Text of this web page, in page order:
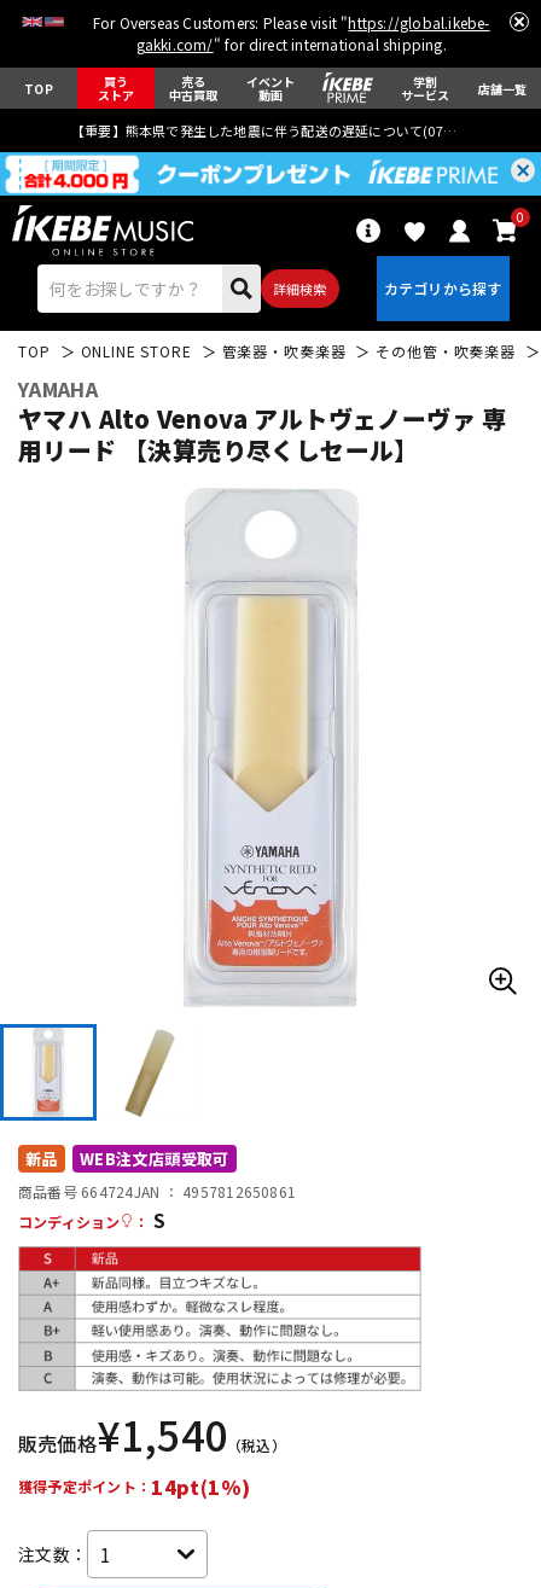
For Overseas Customers: Please visit "https://global.ikebe-
gakki.com/" for direct international shipping.
TOP 買う
ストア
売る
中古買取
イベント
動画
学割
サービス 店舗一覧
【重要】熊本県で発生した地震に伴う配送の遅延について(07月29日
詳細検索
0
DTM
DTM オンライン納品
配信/ライブ機器
中古 ヴィンテージ
TOP ONLINE STORE 管楽器・吹奏楽器 その他管・吹奏楽器
YAMAHA
ヤマハ Alto Venova アルトヴェノーヴァ 専
用リード 【決算売り尽くしセール】
新品 WEB注文店頭受取可
商品番号 664724JAN ： 4957812650861
コンディション
： S
販売価格¥1,540 （税込）
獲得予定ポイント： 14pt(1%)
注文数：